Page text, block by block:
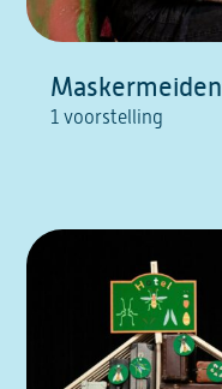
Maskermeiden
1 voorstelling